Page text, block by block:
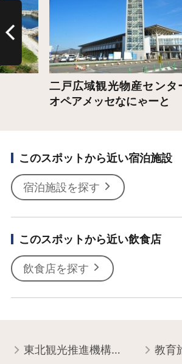
二戸広域観光物産セン
オペアメッセなにゃーと
このスポットから近い宿泊施設
宿泊施設を探す
このスポットから近い飲食店
飲食店を探す
東北観光推進機構について 教育旅